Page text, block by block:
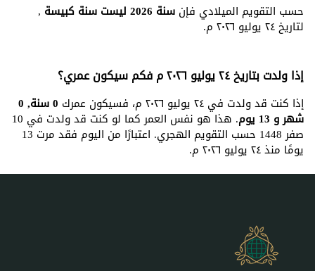
حسب التقويم الميلادي فإن سنة 2026 ليست سنة كبيسة ,
لتاريخ ٢٤ يوليو ٢٠٢٦ م.
إذا ولدت بتاريخ ٢٤ يوليو ٢٠٢٦ م فكم سيكون عمري؟
إذا كنت قد ولدت في ٢٤ يوليو ٢٠٢٦ م، فسيكون عمرك 0 سنة, 0
شهر و 13 يوم . هذا هو نفس العمر كما لو كنت قد ولدت في 10
صفر 1448 حسب التقويم الهجري. اعتبارًا من اليوم فقد مرت 13
يومًا منذ ٢٤ يوليو ٢٠٢٦ م.